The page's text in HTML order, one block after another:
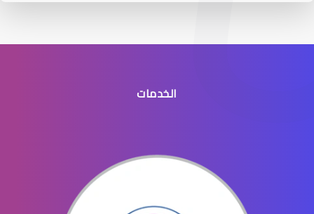
الماء الأزرق في العيون
الخدمات